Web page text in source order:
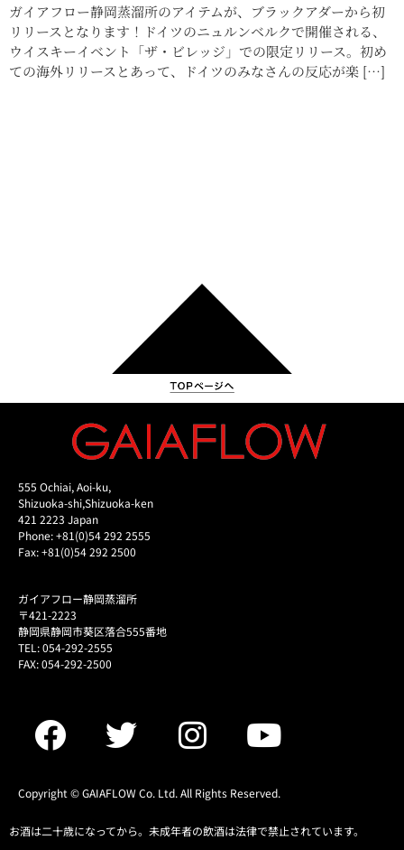
ガイアフロー静岡蒸溜所のアイテムが、ブラックアダーから初
リリースとなります！ドイツのニュルンベルクで開催される、
ウイスキーイベント「ザ・ビレッジ」での限定リリース。初め
ての海外リリースとあって、ドイツのみなさんの反応が楽 […]
555 Ochiai, Aoi-ku,
Shizuoka-shi,Shizuoka-ken
421 2223 Japan
Phone: +81(0)54 292 2555
Fax: +81(0)54 292 2500
ガイアフロー静岡蒸溜所
〒421-2223
静岡県静岡市葵区落合555番地
TEL: 054-292-2555
FAX: 054-292-2500
Copyright © GAIAFLOW Co. Ltd. All Rights Reserved.
お酒は二十歳になってから。未成年者の飲酒は法律で禁止されています。